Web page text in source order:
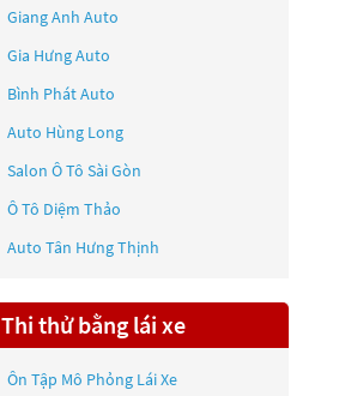
Giang Anh Auto
Gia Hưng Auto
Bình Phát Auto
Auto Hùng Long
Salon Ô Tô Sài Gòn
Ô Tô Diệm Thảo
Auto Tân Hưng Thịnh
Thi thử bằng lái xe
Ôn Tập Mô Phỏng Lái Xe